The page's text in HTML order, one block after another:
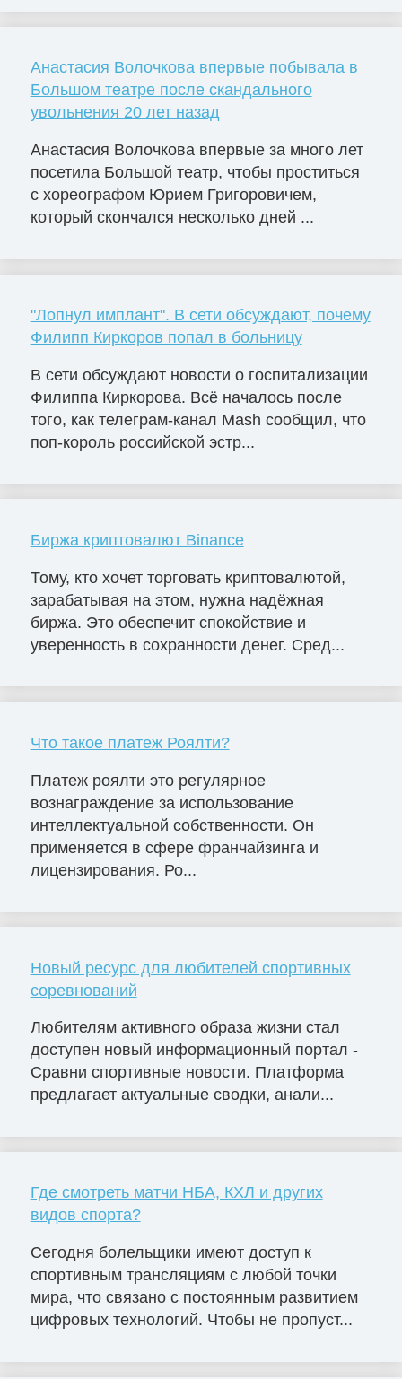
Анастасия Волочкова впервые побывала в
Большом театре после скандального
увольнения 20 лет назад
Анастасия Волочкова впервые за много лет
посетила Большой театр, чтобы проститься
с хореографом Юрием Григоровичем,
который скончался несколько дней ...
"Лопнул имплант". В сети обсуждают, почему
Филипп Киркоров попал в больницу
В сети обсуждают новости о госпитализации
Филиппа Киркорова. Всё началось после
того, как телеграм-канал Mash сообщил, что
поп-король российской эстр...
Биржа криптовалют Binance
Тому, кто хочет торговать криптовалютой,
зарабатывая на этом, нужна надёжная
биржа. Это обеспечит спокойствие и
уверенность в сохранности денег. Сред...
Что такое платеж Роялти?
Платеж роялти это регулярное
вознаграждение за использование
интеллектуальной собственности. Он
применяется в сфере франчайзинга и
лицензирования. Ро...
Новый ресурс для любителей спортивных
соревнований
Любителям активного образа жизни стал
доступен новый информационный портал -
Сравни спортивные новости. Платформа
предлагает актуальные сводки, анали...
Где смотреть матчи НБА, КХЛ и других
видов спорта?
Сегодня болельщики имеют доступ к
спортивным трансляциям с любой точки
мира, что связано с постоянным развитием
цифровых технологий. Чтобы не пропуст...